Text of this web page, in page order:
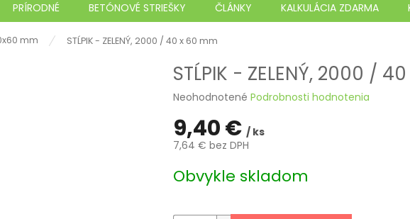
PRÍRODNÉ BETÓNOVÉ STRIEŠKY ČLÁNKY KALKULÁCIA ZDARMA
mm STĹPIK - ZELENÝ, 2000 / 40 x 60 mm
STĹPIK - ZELENÝ, 2000 /
Priemerné
produktu
je
0,0
5
Neohodnotené Podrobnosti hodnotenia
9,40 € / ks
7,64 € bez DPH
cena:
Obvykle skladom